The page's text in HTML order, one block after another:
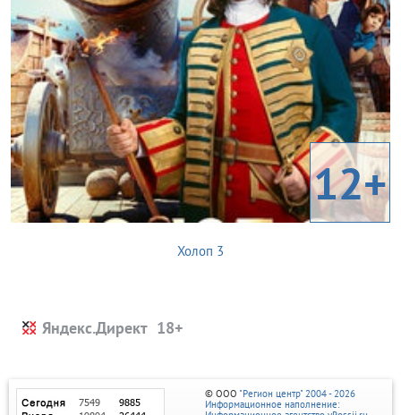
12+
Холоп 3
Яндекс.Директ
© ООО "Регион центр" 2004 - 2026
Информационное наполнение: